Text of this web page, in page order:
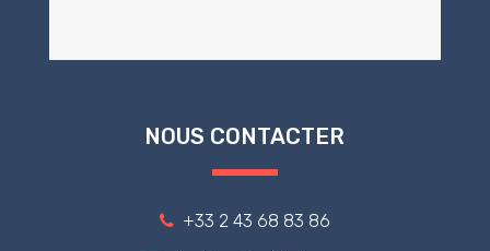
NOUS CONTACTER
+33 2 43 68 83 86